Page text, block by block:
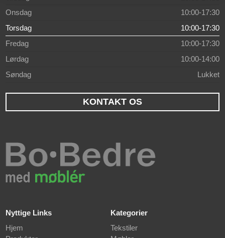
Onsdag
10:00-17:30
Torsdag
10:00-17:30
Fredag
10:00-17:30
Lørdag
10:00-14:00
Søndag
Lukket
KONTAKT OS
Nyttige Links
Hjem
Kategorier
Tekstiler